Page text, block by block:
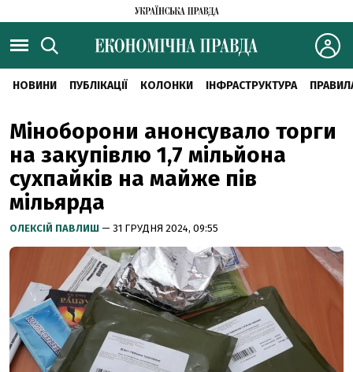
НОВИНИ ПУБЛІКАЦІЇ КОЛОНКИ ІНФРАСТРУКТУРА
Міноборони анонсувало торги
на закупівлю 1,7 мільйона
сухпайків на майже пів
мільярда
ОЛЕКСІЙ ПАВЛИШ — 31 ГРУДНЯ 2024, 09:55